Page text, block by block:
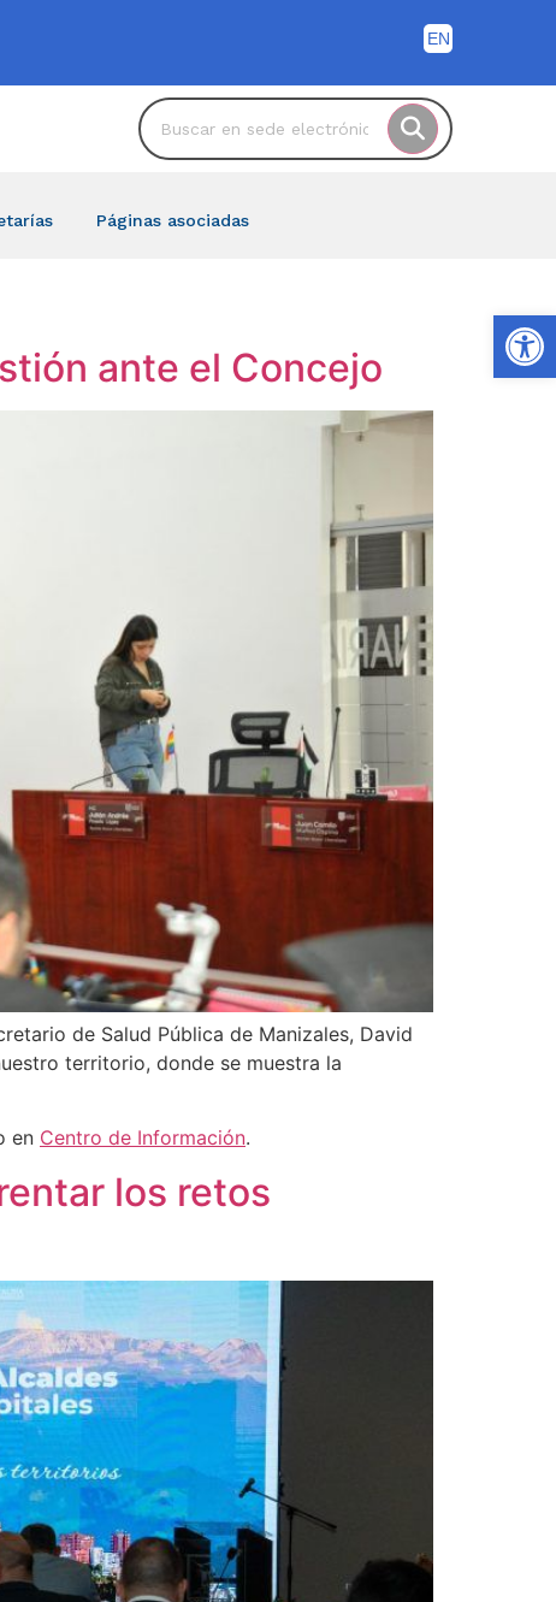
Páginas asociadas
ante el Concejo
de Salud Pública de Manizales, David
territorio, donde se muestra la
en Centro de Información.
los retos